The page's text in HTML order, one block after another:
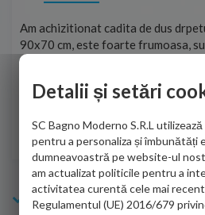
Am achizitionat cadita de dus
90x70 cm, este foarte frumoasa,
de personalul firmei dvs. cu care
adus coletul in siguranta.Numai
Sofrone Viviana -28.07.2026
Info Bagno
Detalii și setări
SC Bagno Moderno S.R.L
pentru a personaliza și îmbunătăți
dumneavoastră pe website-ul
am actualizat politicile pentru a
activitatea curentă cele mai
Regulamentul (UE) 2016/679